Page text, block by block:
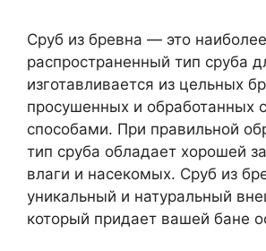
Сруб из бревна — это наиболее
распространенный тип сруба
изготавливается из цельных
просушенных и обработанных
способами. При правильной
тип сруба обладает хорошей
влаги и насекомых. Сруб из
уникальный и натуральный
который придает вашей бане